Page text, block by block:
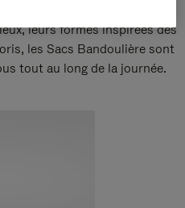
leurs formes inspirées des
les Sacs Bandoulière sont
tout au long de la journée.